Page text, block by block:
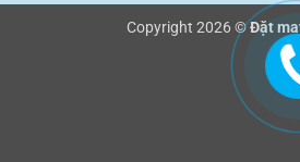
Copyright 2026 ©Đặt